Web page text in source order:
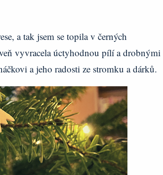
a tak jsem se topila v černých
vyvracela úctyhodnou pílí a drobnými
a jeho radosti ze stromku a dárků.